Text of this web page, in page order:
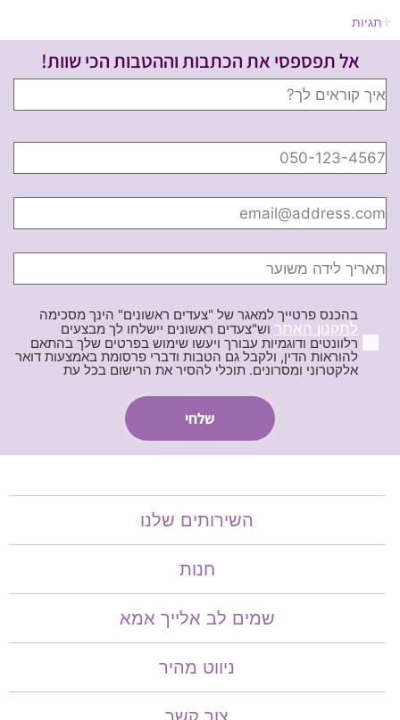
תגיות
אל תפספסי את הכתבות וההטבות הכי שוות!
בהכנס פרטייך למאגר של "צעדים ראשונים" הינך מסכימה
לתקנון האתר וש"צעדים ראשונים יישלחו לך מבצעים
רלוונטים ודוגמיות עבורך ויעשו שימוש בפרטים שלך בהתאם
להוראות הדין, ולקבל גם הטבות ודברי פרסומת באמצעות דואר
אלקטרוני ומסרונים. תוכלי להסיר את הרישום בכל עת
השירותים שלנו
חנות
שמים לב אלייך אמא​​
ניווט מהיר